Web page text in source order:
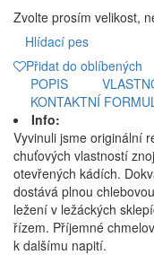
Zvolte prosím velikost,
Hlídací pes
Přidat do oblíbených
POPIS
KONTAKTNÍ
Info:
Vyvinuli jsme originální
chuťových vlastností
otevřených kádích.
dostává plnou
ležení v ležáckých
řízem. Příjemné
k dalšímu napití.